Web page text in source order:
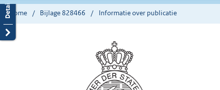
Home Bijlage 828466 Informatie over publicatie